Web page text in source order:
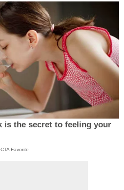
is the secret to feeling your
CTA Favorite